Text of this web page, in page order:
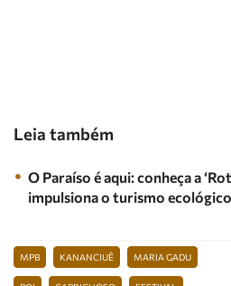
Leia também
O Paraíso é aqui: conheça a
impulsiona o turismo
MPB KANANCIUÊ MARIA GADU